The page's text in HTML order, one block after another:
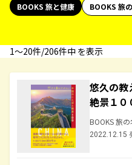
BOOKS 旅と健康
BOOKS 旅
1〜20件/206件中 を表示
悠久の教
絶景１０
BOOKS 旅
2022.12.15